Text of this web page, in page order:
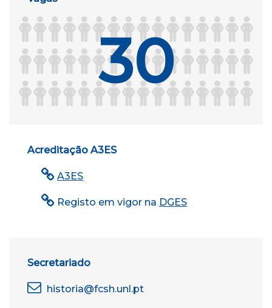
30
Acreditação A3ES
A3ES
Registo em vigor na DGES
Secretariado
historia@fcsh.unl.pt